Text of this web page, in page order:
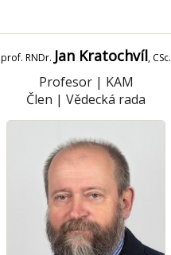
prof. RNDr. Jan Kratochvíl, CSc.
Profesor| KAM
Člen | Vědecká rada